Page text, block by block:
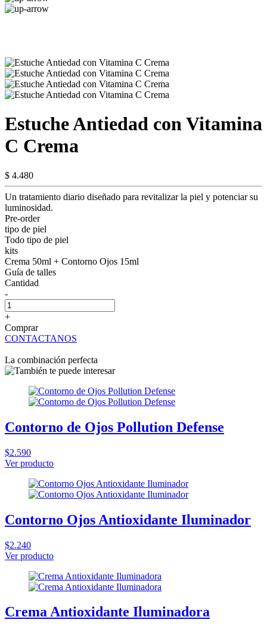
Estuche Antiedad con Vitamina
C Crema
$ 4.480
Un tratamiento diario diseñado para revitalizar la piel y potenciar su
luminosidad.
Pre-order
tipo de piel
Todo tipo de piel
kits
Crema 50ml + Contorno Ojos 15ml
Guía de talles
Cantidad
-
+
Comprar
CONTACTANOS
La combinación perfecta
Contorno de Ojos Pollution Defense
$2.590
Ver producto
Contorno Ojos Antioxidante Iluminador
$2.240
Ver producto
Crema Antioxidante Iluminadora